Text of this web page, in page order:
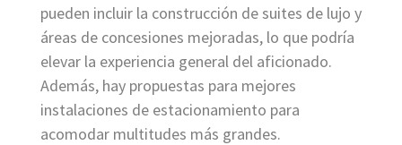
pueden incluir la construcción de suites de lujo y
áreas de concesiones mejoradas, lo que podría
elevar la experiencia general del aficionado.
Además, hay propuestas para mejores
instalaciones de estacionamiento para
acomodar multitudes más grandes.